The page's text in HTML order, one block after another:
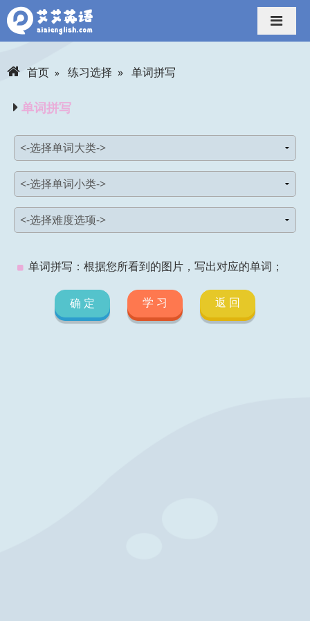
导航切换
首页 练习选择 单词拼写
单词拼写
单词拼写：根据您所看到的图片，写出对应的单词；
确 定 学 习 返 回